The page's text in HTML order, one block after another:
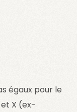
égaux pour le
X (ex-